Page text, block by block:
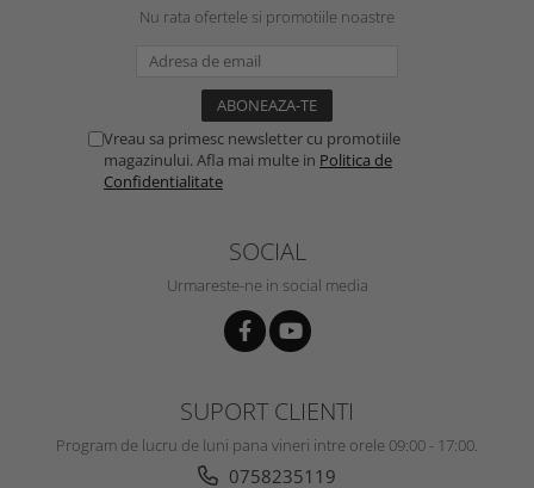
Nu rata ofertele si promotiile noastre
Vreau sa primesc newsletter cu promotiile
magazinului. Afla mai multe in Politica de
Confidentialitate
SOCIAL
Urmareste-ne in social media
SUPORT CLIENTI
Program de lucru de luni pana vineri intre orele 09:00 - 17:00.
0758235119